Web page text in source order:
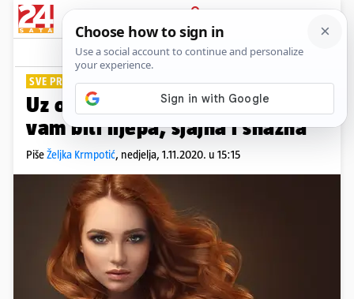
PRIJAVA
Lifestyle Komentari
SVE PRIRODNI SASTOJCI
Uz ovih pet sastojaka kosa će
vam biti lijepa, sjajna i snažna
PišeŽeljka Krmpotić, nedjelja, 1.11.2020. u 15:15